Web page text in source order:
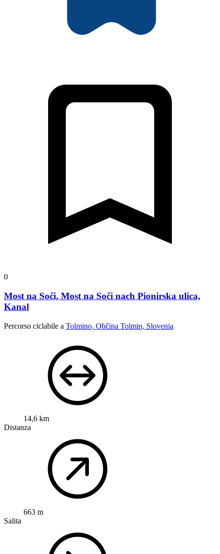
0
Most na Soči, Most na Soči nach Pionirska ulica,
Kanal
Percorso ciclabile a Tolmino, Občina Tolmin, Slovenia
14,6 km
Distanza
663 m
Salita